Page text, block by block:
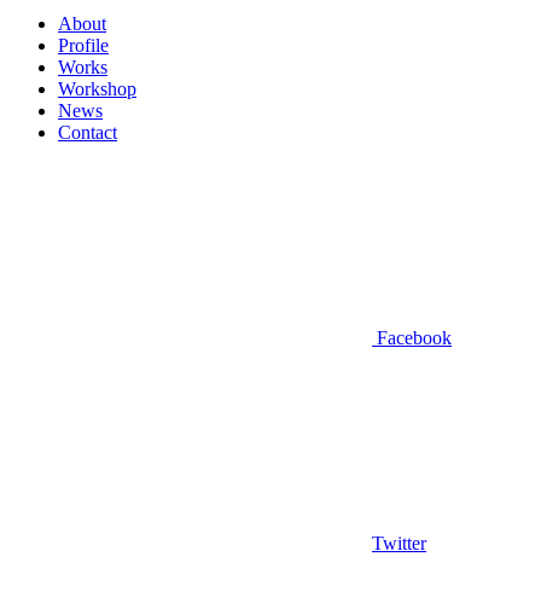
About
Profile
Works
Workshop
News
Contact
Facebook
Twitter